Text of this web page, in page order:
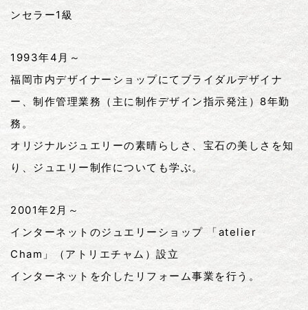
ンセラー1級
1993年4月～
福岡市内デザイナーショップにてブライダルデザイナ
ー、制作管理業務（主に制作デザイン指示発注）8年勤
務。
オリジナルジュエリーの素晴らしさ、宝石の美しさを知
り、ジュエリー制作についても学ぶ。
2001年2月～
インターネットのジュエリーショップ 「atelier
Cham」（アトリエチャム）設立
インターネットを介したリフォーム事業を行う。